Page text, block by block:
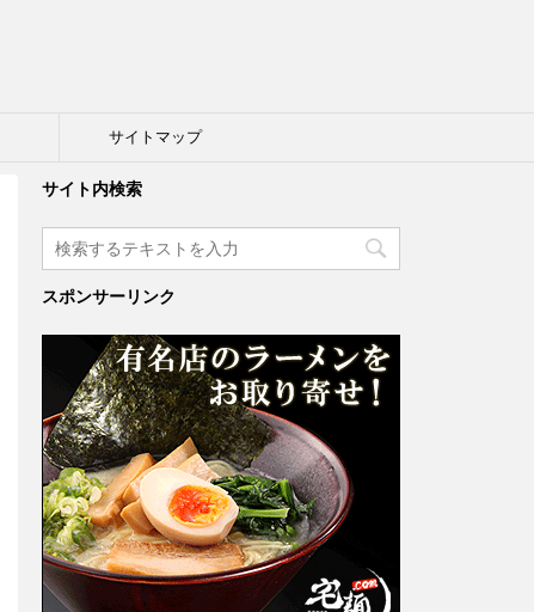
サイトマップ
サイト内検索
スポンサーリンク